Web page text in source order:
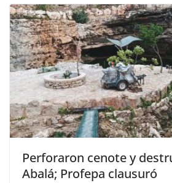
Perforaron cenote y
Abalá; Profepa clausuró